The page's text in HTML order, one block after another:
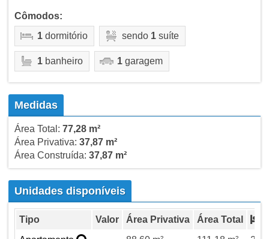
Cômodos:
1dormitório sendo 1suíte
1banheiro 1garagem
Medidas
Área Total: 77,28 m²
Área Privativa: 37,87 m²
Área Construída: 37,87 m²
Unidades disponíveis
Tipo Valor Área Privativa
Área Total